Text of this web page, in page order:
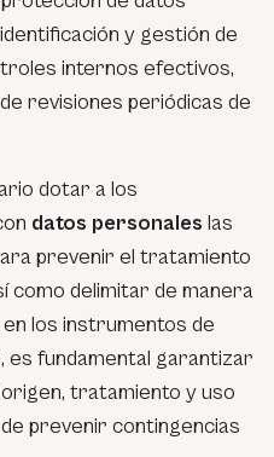
y gestión de
internos efectivos,
revisiones periódicas de
dotar a los
datos personales las
prevenir el tratamiento
como delimitar de manera
los instrumentos de
es fundamental garantizar
tratamiento y uso
prevenir contingencias